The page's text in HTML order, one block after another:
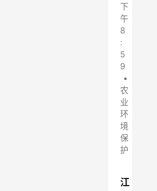
下
午
8
:
5
9
•
农
业
环
境
保
护
江